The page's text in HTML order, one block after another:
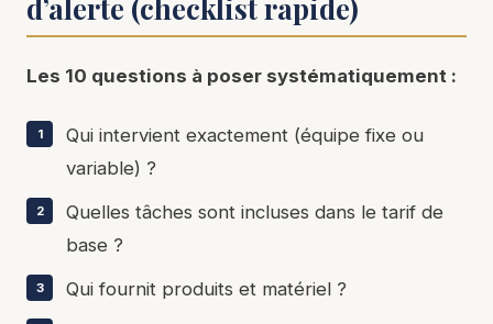
Les 10 questions à poser systématiquement :
Qui intervient exactement (équipe fixe ou
variable) ?
Quelles tâches sont incluses dans le tarif de
base ?
Qui fournit produits et matériel ?